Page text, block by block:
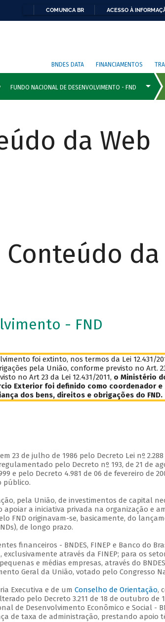
COMUNICA BR ACESSO À
BNDES DATA FINANCIAMENTOS
da Web
da
- FND
foi extinto, nos termos da Lei 12.431/
pela União, conforme previsto no Art.
no Art 23 da Lei 12.431/2011, o Ministério
Exterior foi definido como coordenador e
dos bens, direitos e obrigações do FND.
23 de julho de 1986 pelo Decreto Lei nº
pelo Decreto nº 193, de 21 de
e pelo Decreto 4.981 de 06 de fevereiro de
público.
pela União, de investimentos de capital
a iniciativa privada na organização e
FND originavam-se, basicamente, do
de longo prazo.
financeiros - BNDES, FINEP e Banco do
através da FINEP; para os
e médias empresas, através do
Geral da União, votado pelo Congresso
Executiva e de um Conselho de Orientação,
pelo Decreto 3.211 de 18 de outubro de
de Desenvolvimento Econômico e Social -
de taxa de administração, prestando apoio